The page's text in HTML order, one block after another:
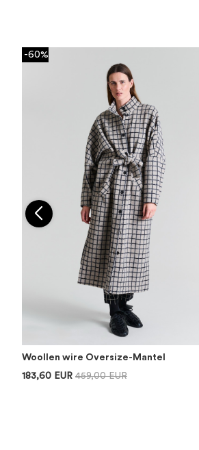
-60%
Woollen wire Oversize-Mantel
183,60 EUR 459,00 EUR